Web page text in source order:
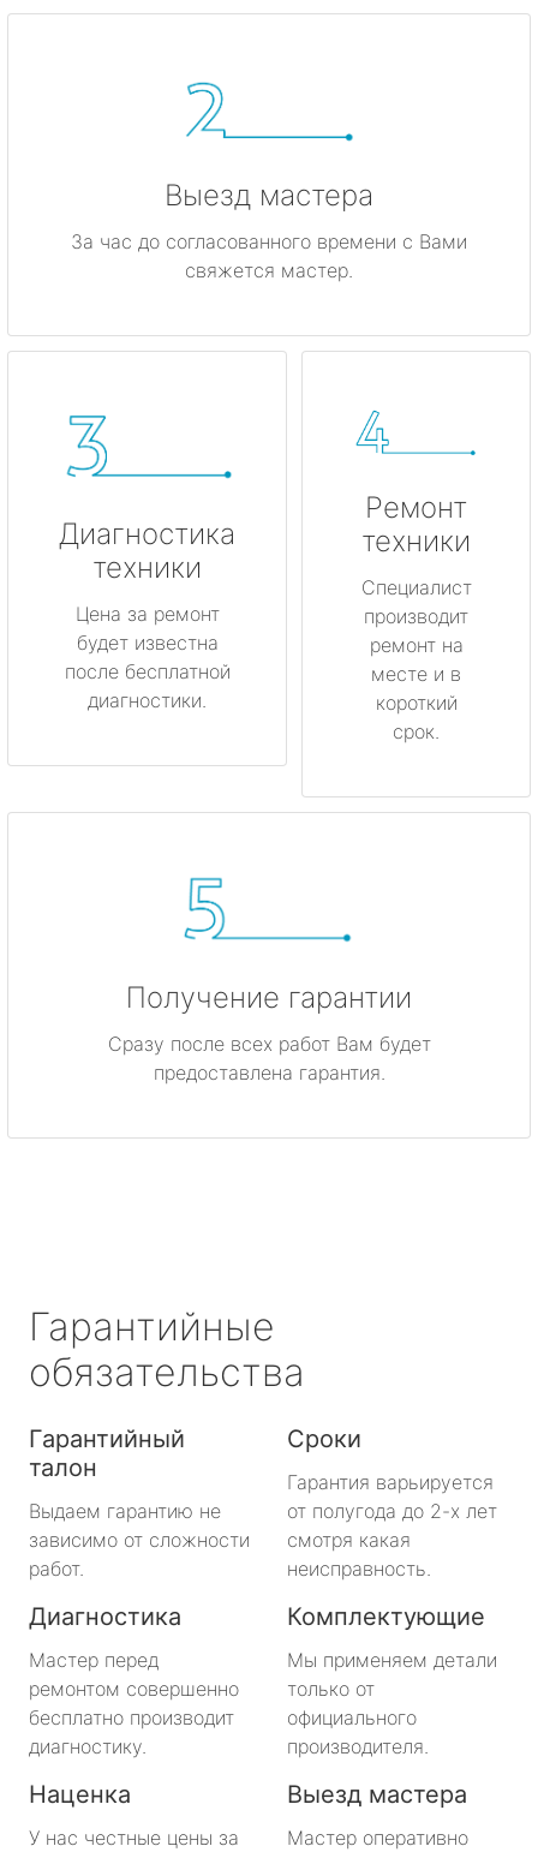
Выезд мастера
За час до согласованного времени с Вами
свяжется мастер.
Диагностика
техники
Цена за ремонт
будет известна
после бесплатной
диагностики.
Ремонт
техники
Специалист
производит
ремонт на
месте и в
короткий
срок.
Получение гарантии
Сразу после всех работ Вам будет
предоставлена гарантия.
Гарантийные
обязательства
Гарантийный
талон
Выдаем гарантию не
зависимо от сложности
работ.
Сроки
Гарантия варьируется
от полугода до 2-х лет
смотря какая
неисправность.
Диагностика
Мастер перед
ремонтом совершенно
бесплатно производит
диагностику.
Комплектующие
Мы применяем детали
только от
официального
производителя.
Наценка
У нас честные цены за
Выезд мастера
Мастер оперативно